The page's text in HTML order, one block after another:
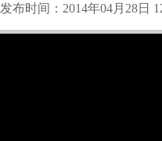
发布时间：2014年04月28日